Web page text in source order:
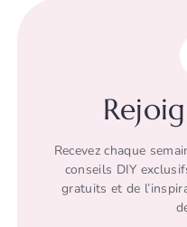
Recevez chaque
conseils DIY
gratuits et de